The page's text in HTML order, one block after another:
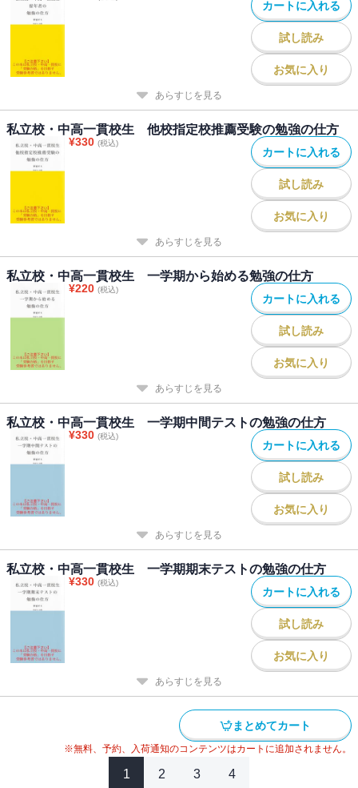
カートに入れる
試し読み
お気に入り
あらすじを見る
私立校・中高一貫校生 他校指定校推薦受験の勉強の仕方
¥330 (税込)
カートに入れる
試し読み
お気に入り
あらすじを見る
私立校・中高一貫校生 一学期から始める勉強の仕方
¥220 (税込)
カートに入れる
試し読み
お気に入り
あらすじを見る
私立校・中高一貫校生 一学期中間テストの勉強の仕方
¥330 (税込)
カートに入れる
試し読み
お気に入り
あらすじを見る
私立校・中高一貫校生 一学期期末テストの勉強の仕方
¥330 (税込)
カートに入れる
試し読み
お気に入り
あらすじを見る
まとめてカート
※無料、予約、入荷通知のコンテンツはカートに追加されません。
1 2 3 4